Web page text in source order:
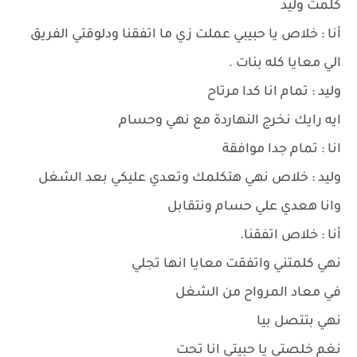
كلمت وليد
أنا : خلاص يا حبيبي عملت زي ما اتفقنا ودلوقتي الفريق
الي معايا كله بنات .
وليد : تمام انا كدا مرتاح
ايه رايك نخرج النهاردة مع نهي وحسام
انا : تمام جدا موافقة
وليد : خلاص نهي هتكلمك وتعدي عليكي بعد الشغل
وانا هعدي علي حسام ونتقابل
أنا : خلاص اتفقنا.
نهي كلمتني واتفقت معايا انها تجلي
في معاد المرواح من الشغل
نهي بتتصل بيا
نغم خلصتي يا حبيتي انا تحت